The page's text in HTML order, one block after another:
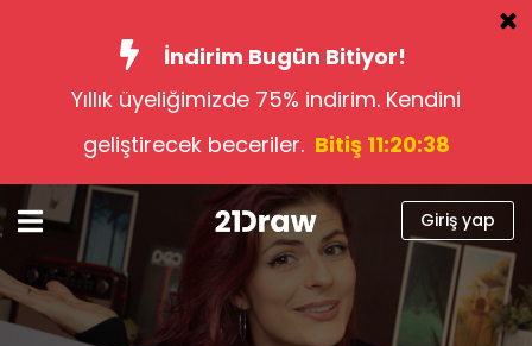
İndirim Bugün Bitiyor!
Yıllık üyeliğimizde 75% indirim. Kendini
geliştirecek beceriler. Bitiş 11:20:37
Kurslar
Kitap
Sanatçılar
Yardım
Blog
Giriş yap